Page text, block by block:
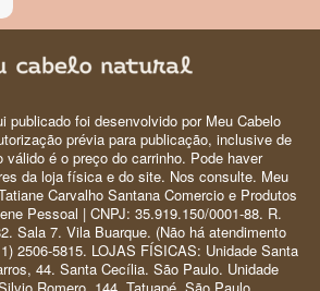
publicado foi desenvolvido por Meu Cabelo
prévia para publicação, inclusive de
válido é o preço do carrinho. Pode haver
da loja física e do site. Nos consulte. Meu
Carvalho Santana Comercio e Produtos
Pessoal | CNPJ: 35.919.150/0001-88. R.
Sala 7. Vila Buarque. (Não há atendimento
2506-5815. LOJAS FÍSICAS: Unidade Santa
44. Santa Cecília. São Paulo. Unidade